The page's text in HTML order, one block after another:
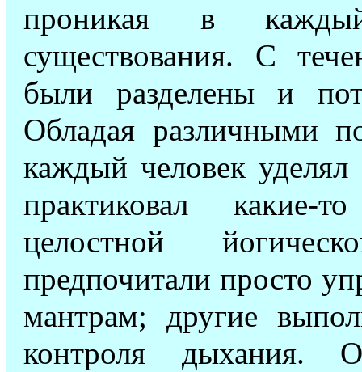
проникая в каждый
существования. С
были разделены и
Обладая различными
каждый человек
практиковал какие-
целостной
предпочитали просто
мантрам; другие
контроля дыхания.